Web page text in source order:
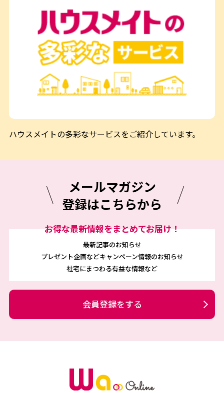
ハウスメイトの多彩なサービスをご紹介しています。
メールマガジン
登録はこちらから
お得な最新情報をまとめてお届け！
最新記事のお知らせ
プレゼント企画などキャンペーン情報のお知らせ
社宅にまつわる有益な情報など
会員登録をする